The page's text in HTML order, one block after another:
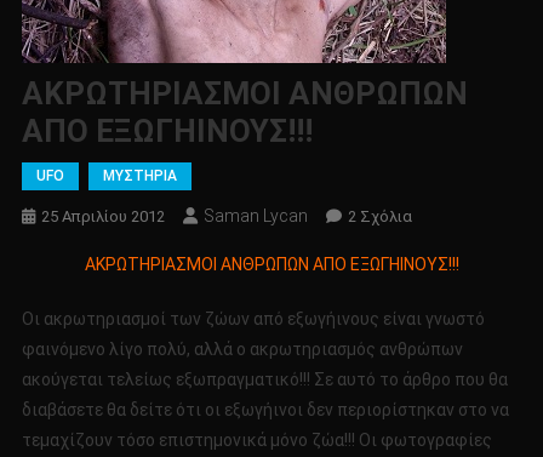
ΑΚΡΩΤΗΡΙΑΣΜΟΙ ΑΝΘΡΩΠΩΝ
ΑΠΟ ΕΞΩΓΗΙΝΟΥΣ!!!
UFO ΜΥΣΤΗΡΙΑ
25 Απριλίου 2012 Saman Lycan 2 ΣχόλιαΣτο
ΑΝΘΡΩΠΩΝ
ΕΞΩΓΗΙΝΟΥΣ!!!
ΑΚΡΩΤΗΡΙΑΣΜΟΙ ΑΝΘΡΩΠΩΝ ΑΠΟ ΕΞΩΓΗΙΝΟΥΣ!!!
Οι ακρωτηριασμοί των ζώων από εξωγήινους είναι γνωστό
φαινόμενο λίγο πολύ, αλλά ο ακρωτηριασμός ανθρώπων
ακούγεται τελείως εξωπραγματικό!!! Σε αυτό το άρθρο που θα
διαβάσετε θα δείτε ότι οι εξωγήινοι δεν περιορίστηκαν στο να
τεμαχίζουν τόσο επιστημονικά μόνο ζώα!!! Οι φωτογραφίες